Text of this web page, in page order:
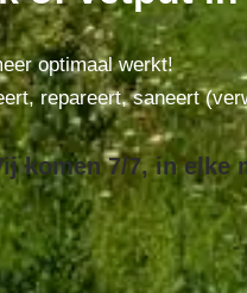
optimaal werkt!
repareert, saneert
komen 7/7, in elke